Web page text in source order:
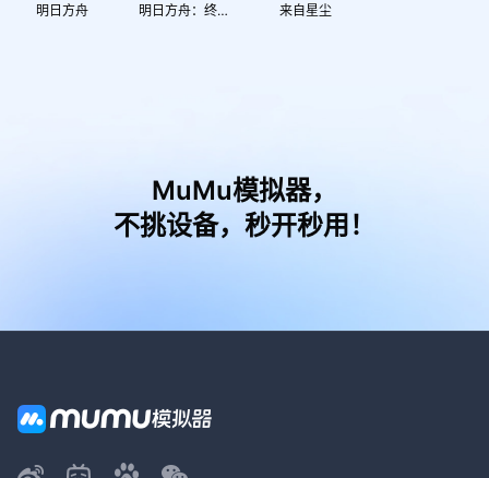
明日方舟 明日方舟：终末地 来自星尘
MuMu模拟器，
不挑设备，秒开秒用！